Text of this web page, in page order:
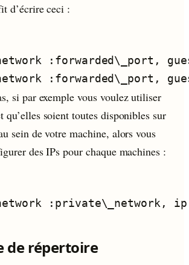
d’écrire ceci :
:forwarded\_port,
si par exemple vous voulez utiliser
soient toutes disponibles sur
sein de votre machine, alors vous
des IPs pour chaque machines :
de répertoire